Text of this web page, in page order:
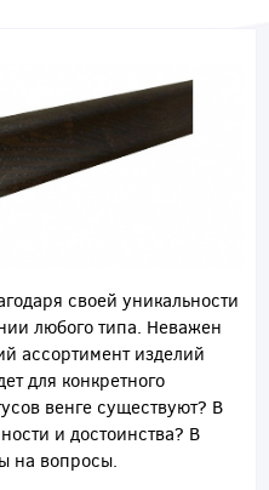
своей уникальности
любого типа. Неважен
ассортимент изделий
для конкретного
венге существуют? В
и достоинства? В
на вопросы.